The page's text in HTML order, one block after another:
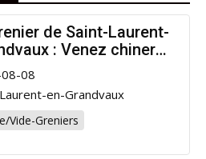
de Saint-Laurent-
: Venez chiner
cause !
08
en-Grandvaux
Vide-Greniers